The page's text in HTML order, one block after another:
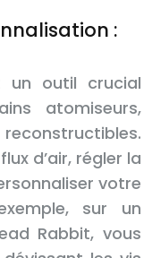
:
un outil crucial
atomiseurs,
d’air, régler la
votre
sur un
Rabbit, vous